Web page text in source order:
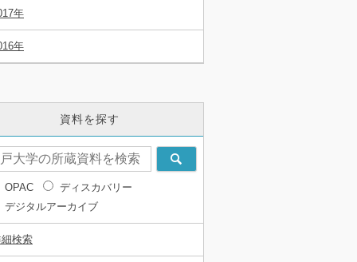
年
年
資料を探す
OPAC
ディスカバリー
デジタルアーカイブ
検索